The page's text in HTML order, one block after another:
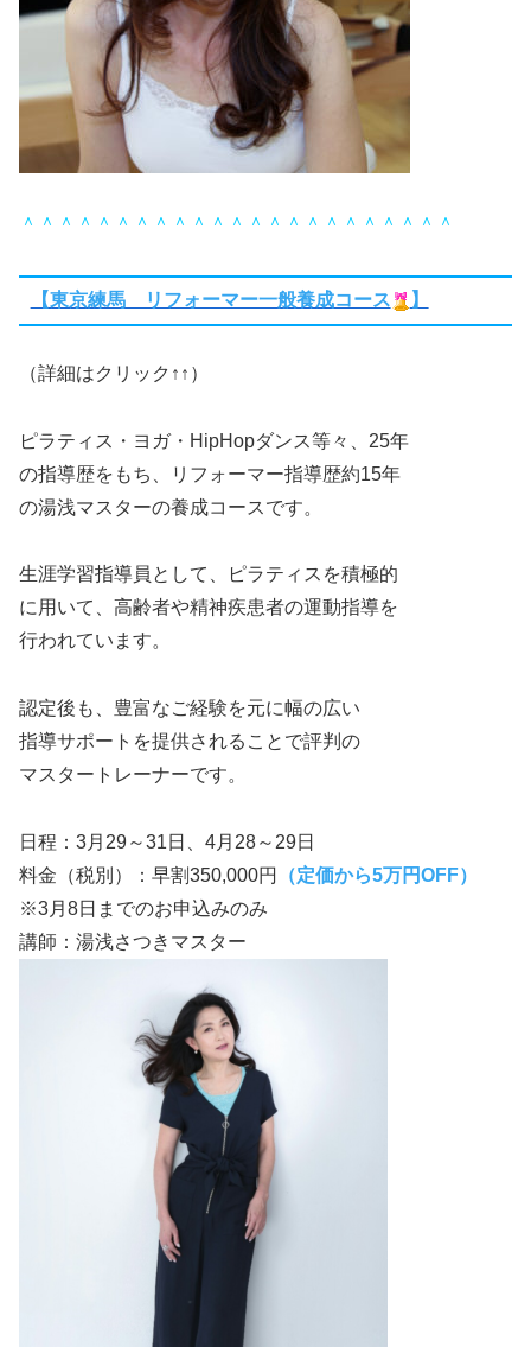
＾＾＾＾＾＾＾＾＾＾＾＾＾＾＾＾＾＾＾＾＾＾＾
【東京練馬 リフォーマー一般養成コース 】
（詳細はクリック↑↑）
ピラティス・ヨガ・HipHopダンス等々、25年
の指導歴をもち、リフォーマー指導歴約15年
の湯浅マスターの養成コースです。
生涯学習指導員として、ピラティスを積極的
に用いて、高齢者や精神疾患者の運動指導を
行われています。
認定後も、豊富なご経験を元に幅の広い
指導サポートを提供されることで評判の
マスタートレーナーです。
日程：3月29～31日、4月28～29日
料金（税別）：早割350,000円
（定価から5万円OFF）
※3月8日までのお申込みのみ
講師：湯浅さつきマスター